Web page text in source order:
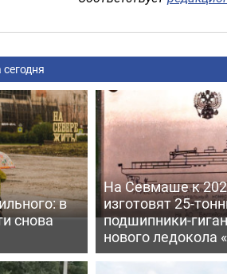
в
снова
На Севмаше к
изготовят 25-
подшипники-
нового ледокола